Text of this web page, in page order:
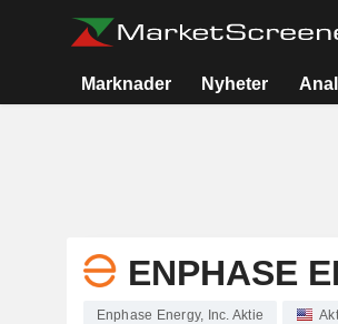
Marknader Nyheter
ENPHASE
Enphase Energy, Inc. Aktie